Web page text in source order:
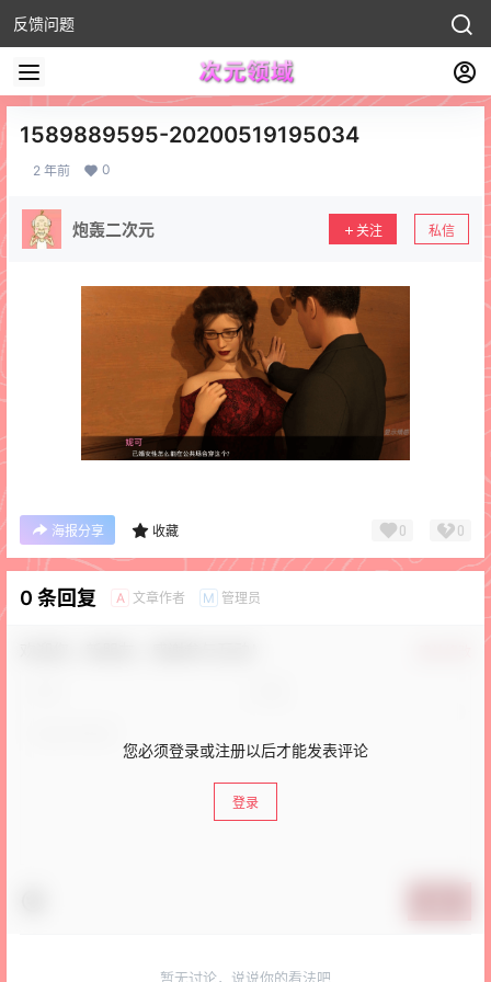
反馈问题
1589889595-20200519195034
2 年前 0
炮轰二次元 关注 私信
海报分享 收藏 0 0
0 条回复 A 文章作者 M 管理员
您必须登录或注册以后才能发表评论
登录
暂无讨论，说说你的看法吧